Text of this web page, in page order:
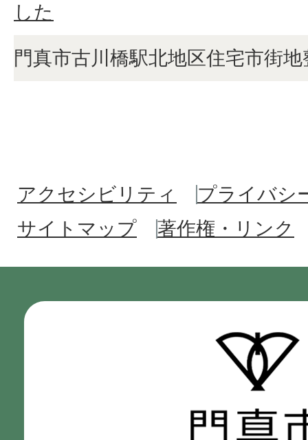
した
門真市古川橋駅北地区住宅市街
アクセシビリティ
プライバシ
サイトマップ
著作権・リンク
市